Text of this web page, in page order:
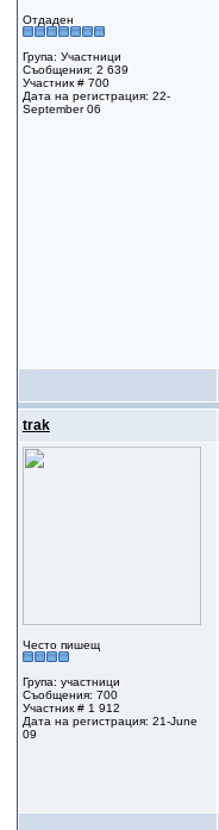
Отдаден
Група: Участници
Съобщения: 2 639
Участник # 700
Дата на регистрация: 22-
September 06
trak
Често пишещ
Група: участници
Съобщения: 700
Участник # 1 912
Дата на регистрация: 21-June
09